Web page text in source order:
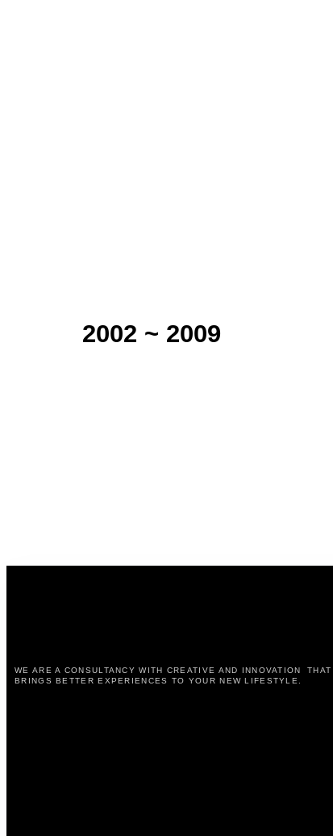
2002 ~ 2009
WE ARE A CONSULTANCY WITH CREATIVE AND INNOVATION THAT
BRINGS BETTER EXPERIENCES TO YOUR NEW LIFESTYLE.